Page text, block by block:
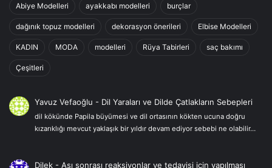
Abiye Modelleri ayakkabı modelleri burçlar
dağınık topuz modelleri dekorasyon önerileri Elbise Modelleri
KADIN MODA modelleri Rüya Tabirleri saç bakımı
Çeşitleri
Yavuz Vefaoğlu - Dil Yaraları ve Dilde Çatlakların Sebepleri
dil kökünde Papila büyümesi ve dil ortasının kökten ucuna doğru
kızarıklığı mevcut yaklaşık bir yıldır devam ediyor sebebi ne olabilir…
Dilek -Aşı sonrası reaksiyonlar ve tedavisi için yapılması